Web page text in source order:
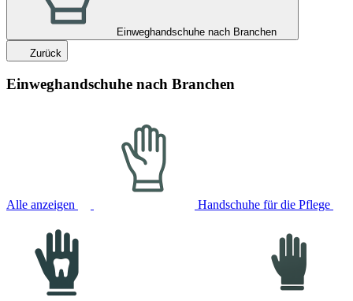
Einweghandschuhe nach Branchen
Zurück
Einweghandschuhe nach Branchen
Alle anzeigen Handschuhe für die Pflege